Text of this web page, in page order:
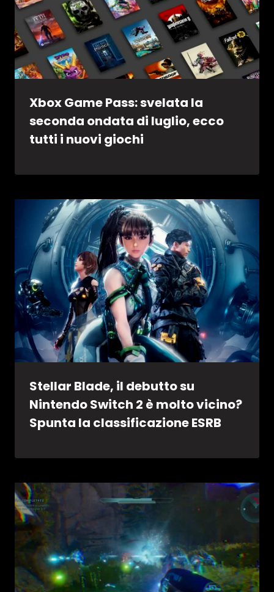
Xbox Game Pass: svelata la
seconda ondata di luglio, ecco
tutti i nuovi giochi
Stellar Blade, il debutto su
Nintendo Switch 2 è molto vicino?
Spunta la classificazione ESRB